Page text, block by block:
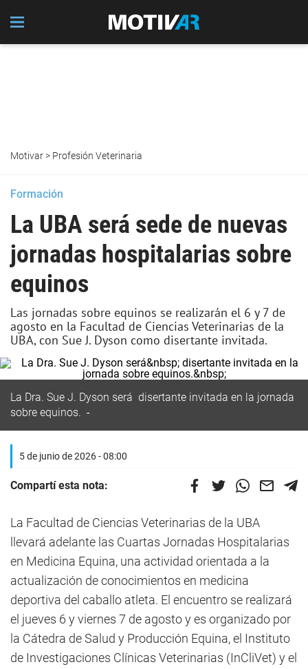
Motivar> Profesión Veterinaria
Formación
La UBA será sede de nuevas
jornadas hospitalarias sobre
equinos
Las jornadas sobre equinos se realizarán el 6 y 7 de
agosto en la Facultad de Ciencias Veterinarias de la
UBA, con Sue J. Dyson como disertante invitada.
La Dra. Sue J. Dyson será disertante invitada en la jornada
sobre equinos.
5 de junio de 2026 - 08:00
Compartí esta nota:
La Facultad de Ciencias Veterinarias de la UBA
llevará adelante las Cuartas Jornadas Hospitalarias
en Medicina Equina, una actividad orientada a la
actualización de conocimientos en medicina
deportiva del caballo atleta. El encuentro se realizará
el jueves 6 y viernes 7 de agosto y es organizado por
la Cátedra de Salud y Producción Equina, el Instituto
de Investigaciones Clínicas Veterinarias (InCliVet) y el